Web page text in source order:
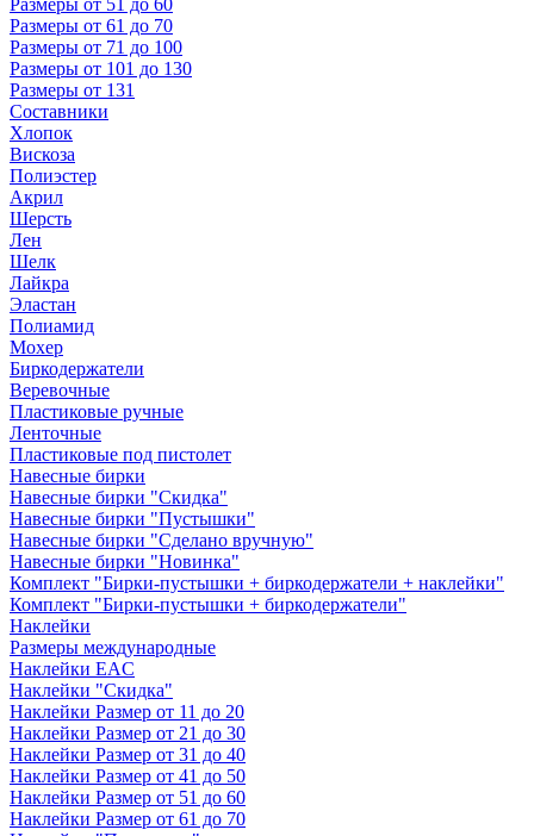
Размеры от 51 до 60
Размеры от 61 до 70
Размеры от 71 до 100
Размеры от 101 до 130
Размеры от 131
Составники
Хлопок
Вискоза
Полиэстер
Акрил
Шерсть
Лен
Шелк
Лайкра
Эластан
Полиамид
Мохер
Биркодержатели
Веревочные
Пластиковые ручные
Ленточные
Пластиковые под пистолет
Навесные бирки
Навесные бирки "Скидка"
Навесные бирки "Пустышки"
Навесные бирки "Сделано вручную"
Навесные бирки "Новинка"
Комплект "Бирки-пустышки + биркодержатели + наклейки"
Комплект "Бирки-пустышки + биркодержатели"
Наклейки
Размеры международные
Наклейки EAC
Наклейки "Скидка"
Наклейки Размер от 11 до 20
Наклейки Размер от 21 до 30
Наклейки Размер от 31 до 40
Наклейки Размер от 41 до 50
Наклейки Размер от 51 до 60
Наклейки Размер от 61 до 70